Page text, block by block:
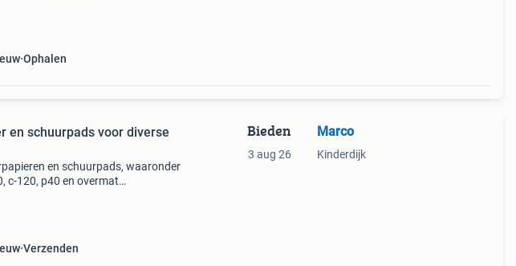
Ophalen
en schuurpads voor diverse
en schuurpads, waaronder
c-120, p40 en overmat
Verzenden
Bieden
3 aug 26
Marco
Kinderdijk